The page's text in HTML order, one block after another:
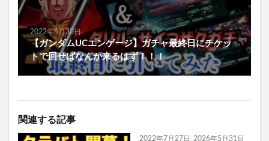
2022年6月30日
【ガンダムUCエンゲージ】ガチャ最終日にチケッ
トで回せばなんか来るはず！！！
関連する記事
2022年7月27日 2026年5月31日